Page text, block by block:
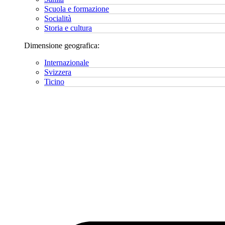
Scuola e formazione
Socialità
Storia e cultura
Dimensione geografica:
Internazionale
Svizzera
Ticino